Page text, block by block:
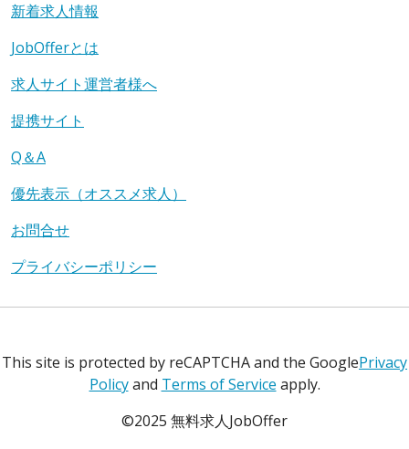
新着求人情報
JobOfferとは
求人サイト運営者様へ
提携サイト
Q＆A
優先表示（オススメ求人）
お問合せ
プライバシーポリシー
This site is protected by reCAPTCHA and the GooglePrivacy
Policyand Terms of Service apply.
©2025 無料求人JobOffer